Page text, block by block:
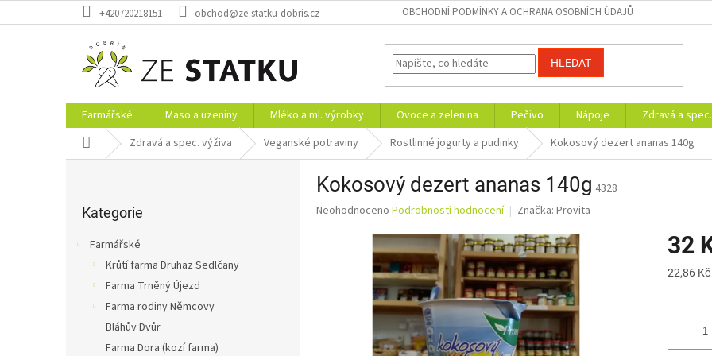
na
+420720218151 obchod@ze-statku-dobris.cz OBCHODNÍ PODMÍNKY A OCHRANA OSOBNÍCH ÚDAJŮ
HLEDAT
Farmářské Maso a uzeniny Mléko a ml. výrobky Ovoce a zelenina Pečivo Nápoje Zdravá a
Domů Zdravá a spec. výživa Veganské potraviny Rostlinné jogurty a pudinky Kokosový dezert ananas 140g
kategorie
Kategorie
Farmářské
Krůtí farma Druhaz Sedlčany
Farma Trněný Újezd
Farma rodiny Němcovy
Bláhův Dvůr
Farma Dora (kozí farma)
Kokosový dezert ananas 140g 4328
Průměrné
Neohodnoceno Podrobnosti hodnocení Značka: Provita
32
Měrná
22,86